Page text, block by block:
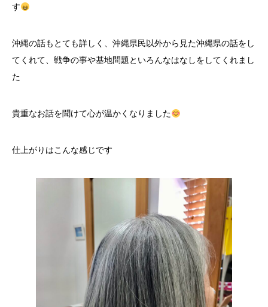
す
沖縄の話もとても詳しく、沖縄県民以外から見た沖縄県の話をし
てくれて、戦争の事や基地問題といろんなはなしをしてくれまし
た
貴重なお話を聞けて心が温かくなりました
仕上がりはこんな感じです